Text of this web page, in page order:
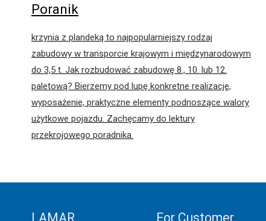
Poranik
krzynia z plandeką to najpopularniejszy rodzaj
zabudowy w transporcie krajowym i międzynarodowym
do 3,5 t. Jak rozbudować zabudowę 8., 10. lub 12.
paletową? Bierzemy pod lupę konkretne realizacje,
wyposażenie, praktyczne elementy podnoszące walory
użytkowe pojazdu. Zachęcamy do lektury
przekrojowego poradnika.
LAMAR For Customer